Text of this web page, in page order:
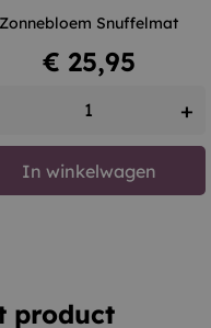
Zonnebloem Snuffelmat
Prijs
€ 25,95
+
In winkelwagen
product